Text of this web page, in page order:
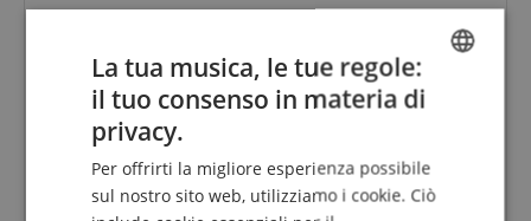
4 Stelle
0
3 Stelle
0
2 Stelle
0
1 Stella
La revisione delle valutazioni è stata effettuata
come segue: Solo i clienti registrati nel nostro
ENGLISH
La tua musica, le tue regole:
il tuo consenso in materia di
privacy.
Per offrirti la migliore esperienza possibile
sul nostro sito web, utilizziamo i cookie. Ciò